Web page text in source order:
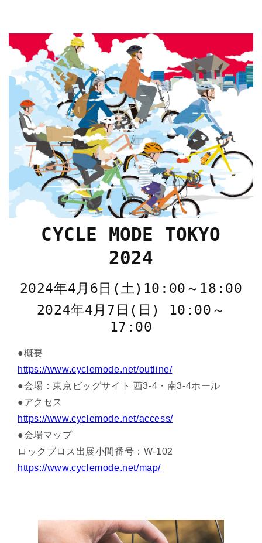
CYCLE MODE TOKYO
2024
2024年4月6日(土)10:00～18:00
2024年4月7日(日) 10:00～
17:00
●概要
https://www.cyclemode.net/outline/
●会場：東京ビッグサイト 西3-4・南3-4ホール
●アクセス
https://www.cyclemode.net/access/
●会場マップ
ロックブロス出展小間番号：W-102
https://www.cyclemode.net/map/